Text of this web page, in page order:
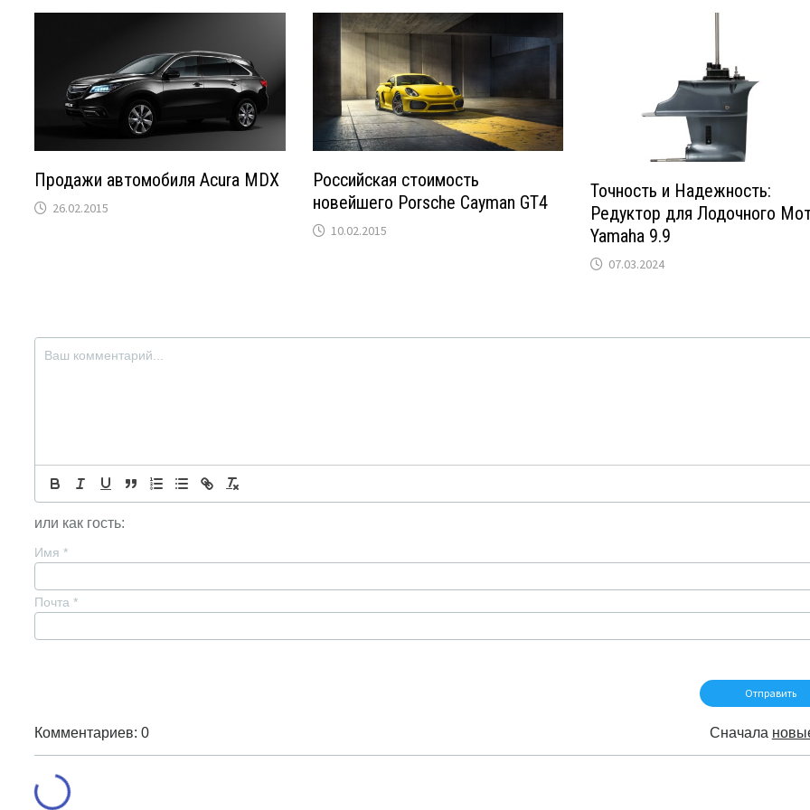
Продажи автомобиля Acura MDX
26.02.2015
Российская стоимость
новейшего Porsche Cayman GT4
10.02.2015
Точность и Надежность:
Редуктор для Лодочного
Yamaha 9.9
07.03.2024
или как гость:
Имя *
Почта *
Комментариев: 0 Сначала